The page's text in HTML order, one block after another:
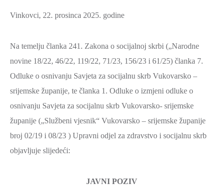
Vinkovci, 22. prosinca 2025. godine
Na temelju članka 241. Zakona o socijalnoj skrbi („Narodne
novine 18/22, 46/22, 119/22, 71/23, 156/23 i 61/25) članka 7.
Odluke o osnivanju Savjeta za socijalnu skrb Vukovarsko –
srijemske županije, te članka 1. Odluke o izmjeni odluke o
osnivanju Savjeta za socijalnu skrb Vukovarsko- srijemske
županije („Službeni vjesnik“ Vukovarsko – srijemske županije
broj 02/19 i 08/23 ) Upravni odjel za zdravstvo i socijalnu skrb
objavljuje slijedeći:
JAVNI POZIV